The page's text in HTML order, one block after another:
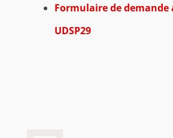
Formulaire de
UDSP29